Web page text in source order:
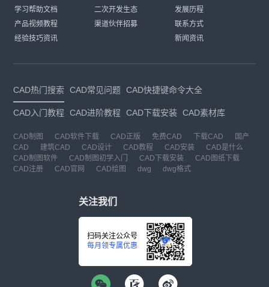
学习帮助文档
产品视频教程
经验技巧资讯
二次开发生态
渠道伙伴招募
发展历程
联系方式
新闻资讯
CAD热门搜索 CAD常见问题 CAD快捷键命令大全
CAD入门教程 CAD进阶教程 CAD下载安装 CAD素材库
CAD制图 CAD软件下载 CAD正版 免费CAD 下载CAD
国产
CAD
建筑CAD CAD设计 CAD教程 CAD安装
CAD是什么
CAD制图软件
CAD制图初学入门 CAD下载安装
CAD图纸下载
CAD注册
CAD官网 CAD绘图 dwg dwg格式
关注我们
扫码关注公众号
每月领专属优惠